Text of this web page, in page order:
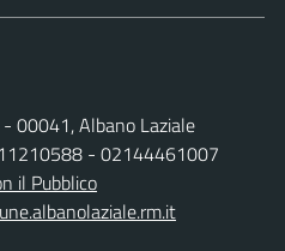
00041, Albano Laziale
- 02144461007
il Pubblico